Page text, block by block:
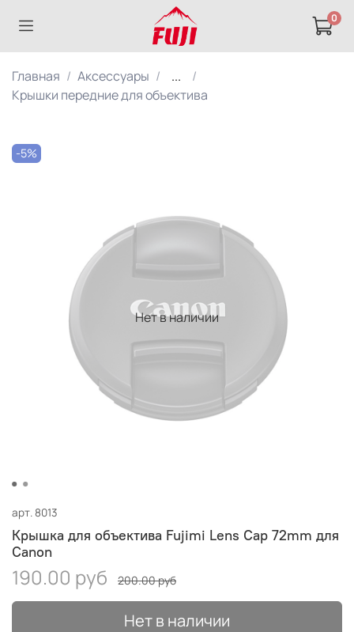
0
Главная Аксессуары
...
Крышки передние для объектива
Нет в наличии
-5%
арт.8013
Крышка для объектива Fujimi Lens Cap 72mm для
Canon
190.00 руб 200.00 руб
Нет в наличии